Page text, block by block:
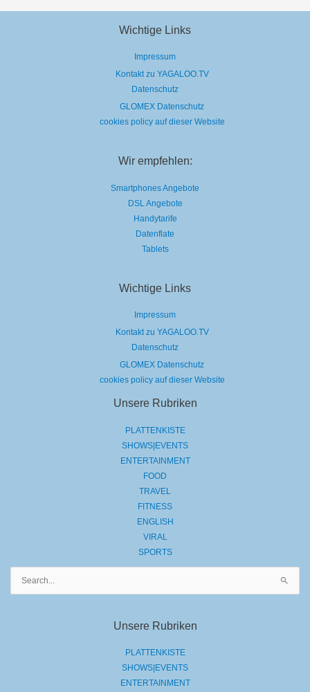
Wichtige Links
Impressum
Kontakt zu YAGALOO.TV
Datenschutz
GLOMEX Datenschutz
cookies policy auf dieser Website
Wir empfehlen:
Smartphones Angebote
DSL Angebote
Handytarife
Datenflate
Tablets
Wichtige Links
Impressum
Kontakt zu YAGALOO.TV
Datenschutz
GLOMEX Datenschutz
cookies policy auf dieser Website
Unsere Rubriken
PLATTENKISTE
SHOWS|EVENTS
ENTERTAINMENT
FOOD
TRAVEL
FITNESS
ENGLISH
VIRAL
SPORTS
Unsere Rubriken
PLATTENKISTE
SHOWS|EVENTS
ENTERTAINMENT